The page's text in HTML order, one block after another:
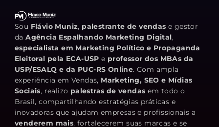
Sou Flávio Muniz, palestrante de vendas e gestor
daAgência Espalhando Marketing Digital,
especialista em Marketing Político e Propaganda
Eleitoral pela ECA-USP e professor dos MBAs da
USP/ESALQ e da PUC-RS Online. Com ampla
experiência em Vendas, Marketing, SEO e Mídias
Sociais, realizo palestras de vendas em todo o
Brasil, compartilhando estratégias práticas e
inovadoras que ajudam empresas e profissionais a
venderem mais, fortalecerem suas marcas e se